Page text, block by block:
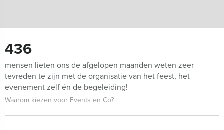
436
mensen lieten ons de afgelopen maanden weten zeer
tevreden te zijn met de organisatie van het feest, het
evenement zelf én de begeleiding!
Waarom kiezen voor Events en Co?